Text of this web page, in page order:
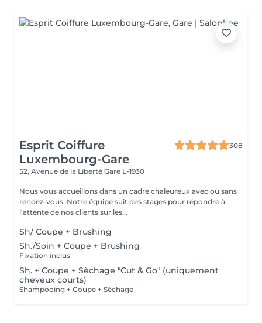
Esprit Coiffure
Luxembourg-Gare
308
52, Avenue de la Liberté Gare L-1930
Nous vous accueillons dans un cadre chaleureux avec ou sans
rendez-vous. Notre équipe suit des stages pour répondre à
l'attente de nos clients sur les...
Sh/ Coupe + Brushing
Sh./Soin + Coupe + Brushing
Fixation inclus
Sh. + Coupe + Sèchage "Cut & Go" (uniquement
cheveux courts)
Shampooing + Coupe + Sèchage